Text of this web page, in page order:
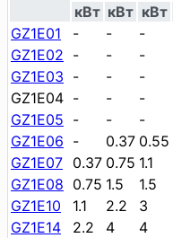
кВт кВт кВт
GZ1E01
- - -
GZ1E02 - - -
GZ1E03 - - -
GZ1E04 - - -
GZ1E05 - - -
GZ1E06 - 0.37 0.55
GZ1E07 0.37 0.75 1.1
GZ1E08 0.75 1.5 1.5
GZ1E10
1.1 2.2 3
GZ1E14
2.2 4 4